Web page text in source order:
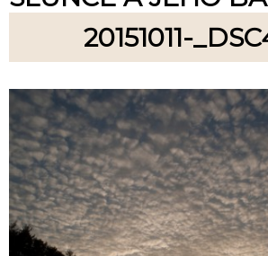
20151011-